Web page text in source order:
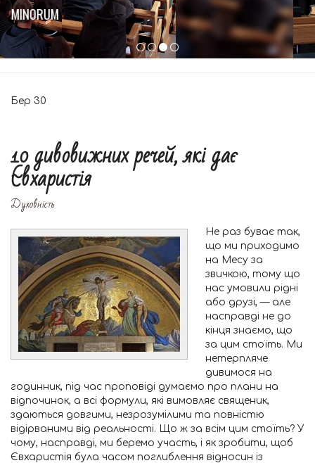
MINORUM
Бер 30
10 дивовижних речей, які дає
Євхаристія
Духовність
Не раз буває так,
що ми приходимо
на Месу за
звичкою, тому що
нас умовили рідні
або друзі, — але
насправді не до
кінця знаємо, що
за цим стоїть. Ми
нетерпляче
дивимося на
годинник, під час проповіді думаємо про плани на
відпочинок, а всі формули, які вимовляє священик,
здаються довгими, незрозумілими та повністю
відірваними від реальності. Що ж за всім цим стоїть? У
чому, насправді, ми беремо участь, і як зробити, щоб
Євхаристія була часом поглиблення відносин із